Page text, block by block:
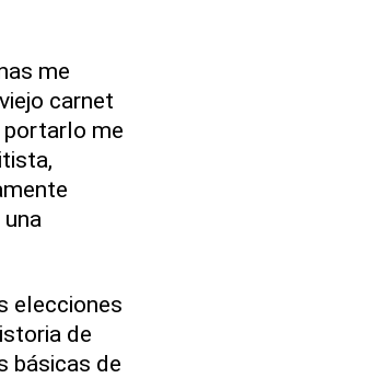
me
carnet
portarlo me
elecciones
de
básicas de